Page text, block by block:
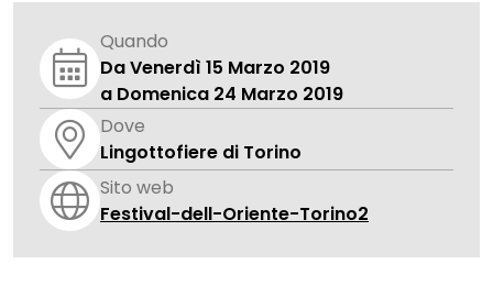
Quando
Da Venerdì 15 Marzo 2019
a Domenica 24 Marzo 2019
Dove
Lingottofiere di Torino
Sito web
Festival-dell-Oriente-Torino2